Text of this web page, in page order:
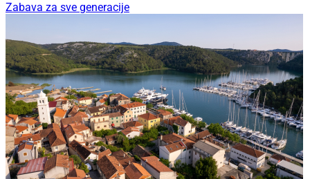
Zabava za sve generacije